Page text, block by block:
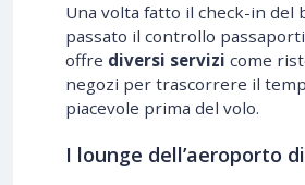
Una volta fatto il check-in del
passato il controllo
offre diversi servizi come
negozi per trascorrere il
piacevole prima del volo.
I lounge dell’aeroporto di